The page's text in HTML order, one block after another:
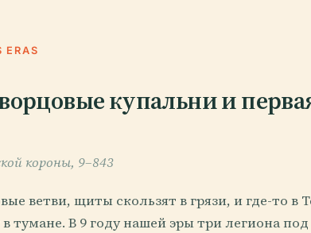
ERAS
купальни и
короны, 9–843
ветви, щиты скользят в грязи, и где-то в
тумане. В 9 году нашей эры три легиона под